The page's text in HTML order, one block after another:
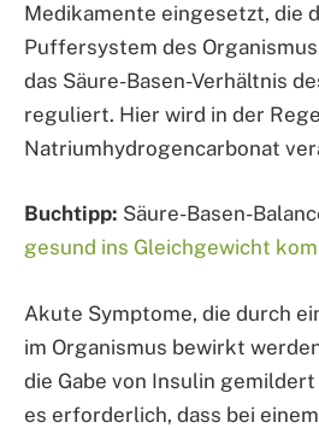
Medikamente eingesetzt, die
Puffersystem des
das Säure-Basen-Verhältnis
reguliert. Hier wird in der
Natriumhydrogencarbonat
Buchtipp: Säure-Basen-
gesund ins Gleichgewicht
Akute Symptome, die durch
im Organismus bewirkt
die Gabe von Insulin
es erforderlich, dass bei